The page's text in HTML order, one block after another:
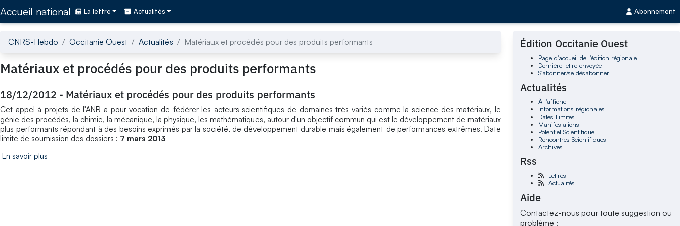
Accueil national La lettre Actualités Abonnement
CNRS-Hebdo Occitanie Ouest Actualités Matériaux et procédés pour des produits performants
Matériaux et procédés pour des produits performants
18/12/2012 - Matériaux et procédés pour des produits performants
Cet appel à projets de l'ANR a pour vocation de fédérer les acteurs scientifiques de domaines très variés comme la science des matériaux, le
génie des procédés, la chimie, la mécanique, la physique, les mathématiques, autour d'un objectif commun qui est le développement de matériaux
plus performants répondant à des besoins exprimés par la société, de développement durable mais également de performances extrêmes. Date
limite de soumission des dossiers : 7 mars 2013
En savoir plus
Édition Occitanie Ouest
Page d'accueil de l'édition régionale
Dernière lettre envoyée
S'abonner/se désabonner
Actualités
À l'affiche
Informations régionales
Dates Limites
Manifestations
Potentiel Scientifique
Rencontres Scientifiques
Archives
Rss
Lettres
Actualités
Aide
Contactez-nous pour toute suggestion ou
problème :